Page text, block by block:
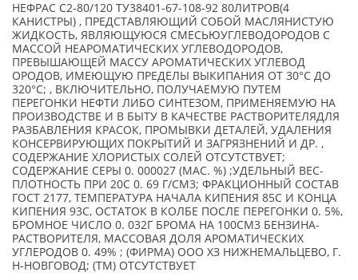
НЕФРАС С2-80/120 ТУ38401-67-108-92 80ЛИТРОВ(4
КАНИСТРЫ) , ПРЕДСТАВЛЯЮЩИЙ СОБОЙ МАСЛЯНИСТУЮ
ЖИДКОСТЬ, ЯВЛЯЮЩУЮСЯ СМЕСЬЮУГЛЕВОДОРОДОВ С
МАССОЙ НЕАРОМАТИЧЕСКИХ УГЛЕВОДОРОДОВ,
ПРЕВЫШАЮЩЕЙ МАССУ АРОМАТИЧЕСКИХ УГЛЕВОД
ОРОДОВ, ИМЕЮЩУЮ ПРЕДЕЛЫ ВЫКИПАНИЯ ОТ 30°C ДО
320°C; , ВКЛЮЧИТЕЛЬНО, ПОЛУЧАЕМУЮ ПУТЕМ
ПЕРЕГОНКИ НЕФТИ ЛИБО СИНТЕЗОМ, ПРИМЕНЯЕМУЮ НА
ПРОИЗВОДСТВЕ И В БЫТУ В КАЧЕСТВЕ РАСТВОРИТЕЛЯДЛЯ
РАЗБАВЛЕНИЯ КРАСОК, ПРОМЫВКИ ДЕТАЛЕЙ, УДАЛЕНИЯ
КОНСЕРВИРУЮЩИХ ПОКРЫТИЙ И ЗАГРЯЗНЕНИЙ И ДР. ,
СОДЕРЖАНИЕ ХЛОРИСТЫХ СОЛЕЙ ОТСУТСТВУЕТ;
СОДЕРЖАНИЕ СЕРЫ 0. 000027 (МАС. %) ;УДЕЛЬНЫЙ ВЕС-
ПЛОТНОСТЬ ПРИ 20С 0. 69 Г/СМ3; ФРАКЦИОННЫЙ СОСТАВ
ГОСТ 2177, ТЕМПЕРАТУРА НАЧАЛА КИПЕНИЯ 85С И КОНЦА
КИПЕНИЯ 93С, ОСТАТОК В КОЛБЕ ПОСЛЕ ПЕРЕГОНКИ 0. 5%,
БРОМНОЕ ЧИСЛО 0. 032Г БРОМА НА 100СМ3 БЕНЗИНА-
РАСТВОРИТЕЛЯ, МАССОВАЯ ДОЛЯ АРОМАТИЧЕСКИХ
УГЛЕРОДОВ 0. 49% ; (ФИРМА) ООО ХЗ НИЖНЕМАЛЬЦЕВО, Г.
Н-НОВГОВОД; (TM) ОТСУТСТВУЕТ